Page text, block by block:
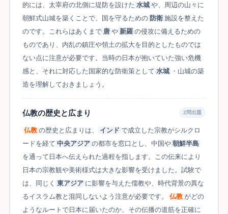
的には、太宰府の北側に堤防を設けた 水城 や、周辺の山々に
朝鮮式山城を築くことで、国を守るための 防衛 施設を整えた
のです。これらはあくまで 唐 や 新羅 の侵攻に備えるための
ものであり、内乱の鎮圧や領土の拡大を目的としたものでは
ない点に注意が必要です。当時の日本が抱いていた強い危機
感と、それに対応した国家的な防衛策として 水城 ・山城の築
造を理解しておきましょう。
仏教の歴史と広まり 2問出題
仏教 の歴史と広まりは、 インド で成立した宗教がシルクロ
ードを経て 中央アジア の都市を窓口とし、中国や 朝鮮半島
を通って日本へ伝えられた過程を指します。この伝来により
日本の宗教観や美術様式は大きな影響を受けました。試験で
は、同じく 東アジア に影響を与えた儒教や、時代背景の異な
るイスラム教と混同しないよう注意が必要です。
仏教 がどの
ようなルートで日本に届いたのか、その伝播の道筋を正確に